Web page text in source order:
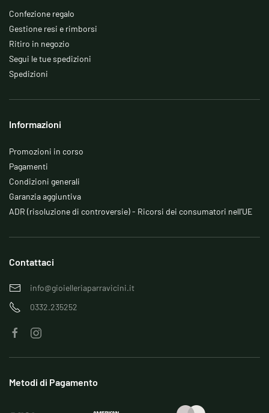
Confezione regalo
Gestione resi e rimborsi
Ritiro in negozio
Segui le tue spedizioni
Spedizioni
Informazioni
Promozioni in corso
Pagamenti
Condizioni generali
Garanzia aggiuntiva
ADR (risoluzione di controversie) - Ricorsi dei consumatori nell’UE
Contattaci
info@gioielleriaparravicini.it
0332.235252
Metodi di Pagamento